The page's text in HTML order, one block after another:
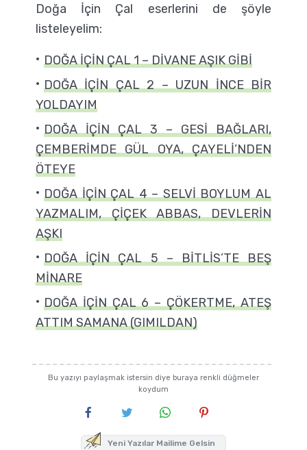
Doğa İçin Çal eserlerini de şöyle
listeleyelim:
DOĞA İÇİN ÇAL 1 – DİVANE AŞIK GİBİ
DOĞA İÇİN ÇAL 2 – UZUN İNCE BİR
YOLDAYIM
DOĞA İÇİN ÇAL 3 – GESİ BAĞLARI,
ÇEMBERİMDE GÜL OYA, ÇAYELİ’NDEN
ÖTEYE
DOĞA İÇİN ÇAL 4 – SELVİ BOYLUM AL
YAZMALIM, ÇİÇEK ABBAS, DEVLERİN
AŞKI
DOĞA İÇİN ÇAL 5 – BİTLİS’TE BEŞ
MİNARE
DOĞA İÇİN ÇAL 6 – ÇÖKERTME, ATEŞ
ATTIM SAMANA (GIMILDAN)
Bu yazıyı paylaşmak istersin diye buraya renkli düğmeler
koydum
Yeni Yazılar Mailime Gelsin